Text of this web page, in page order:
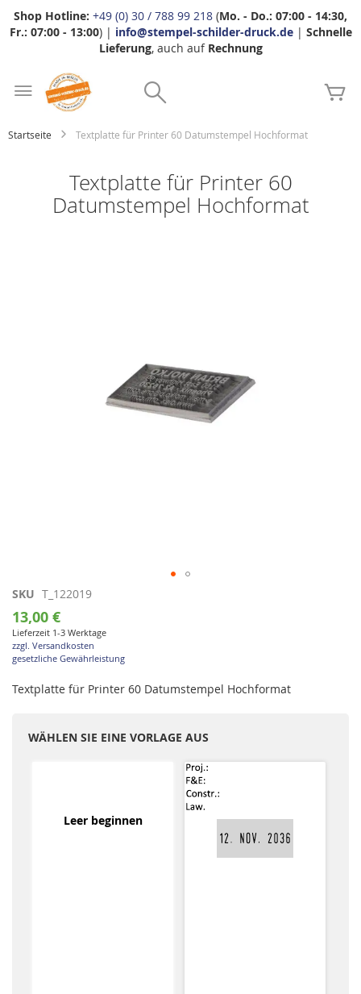
Shop Hotline: +49 (0) 30 / 788 99 218 (Mo. - Do.: 07:00 - 14:30,
Fr.: 07:00 - 13:00) | info@stempel-schilder-druck.de| Schnelle
Lieferung, auch auf Rechnung
Startseite Textplatte für Printer 60 Datumstempel Hochformat
Textplatte für Printer 60
Datumstempel Hochformat
Zum
Anfang
der
Bildgalerie
springen
SKU T_122019
13,00 €
Lieferzeit 1-3 Werktage
zzgl. Versandkosten
gesetzliche Gewährleistung
Textplatte für Printer 60 Datumstempel Hochformat
WÄHLEN SIE EINE VORLAGE AUS
Leer beginnen